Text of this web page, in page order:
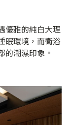
優雅的純白大理
眠環境，而衛浴
的潮濕印象。